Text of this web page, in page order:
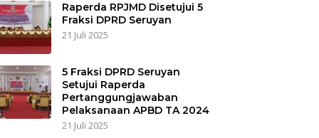
Raperda RPJMD Disetujui 5
Fraksi DPRD Seruyan
21 Juli 2025
5 Fraksi DPRD Seruyan
Setujui Raperda
Pertanggungjawaban
Pelaksanaan APBD TA 2024
21 Juli 2025